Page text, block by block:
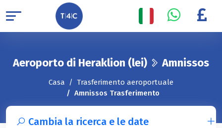
Aeroporto di Heraklion (lei) Amnissos
Casa
Trasferimento aeroportuale
Amnissos Trasferimento
Cambia la ricerca e le date